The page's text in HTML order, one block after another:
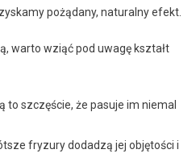
pożądany, naturalny efekt.
warto wziąć pod uwagę kształt
to szczęście, że pasuje im niemal
fryzury dodadzą jej objętości i